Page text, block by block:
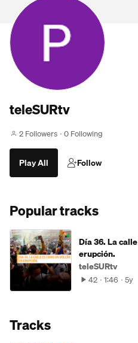
teleSURtv
2 Followers 0 Following
Play All Follow
Popular tracks
Día 36. La
erupción.
teleSURtv
42 1:46 5y
Tracks